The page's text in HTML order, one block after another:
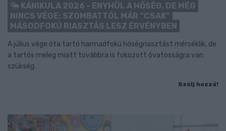
KÁNIKULA 2026 - ENYHÜL A HŐSÉG, DE MÉG
NINCS VÉGE: SZOMBATTÓL MÁR “CSAK”
MÁSODFOKÚ RIASZTÁS LESZ ÉRVÉNYBEN
A július vége óta tartó harmadfokú hőségriasztást mérséklik, de
a tartós meleg miatt továbbra is fokozott óvatosságra van
szükség.
Szólj hozzá!